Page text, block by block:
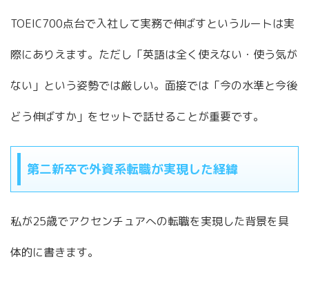
TOEIC700点台で入社して実務で伸ばすというルートは実
際にありえます。ただし「英語は全く使えない・使う気が
ない」という姿勢では厳しい。面接では「今の水準と今後
どう伸ばすか」をセットで話せることが重要です。
第二新卒で外資系転職が実現した経緯
私が25歳でアクセンチュアへの転職を実現した背景を具
体的に書きます。